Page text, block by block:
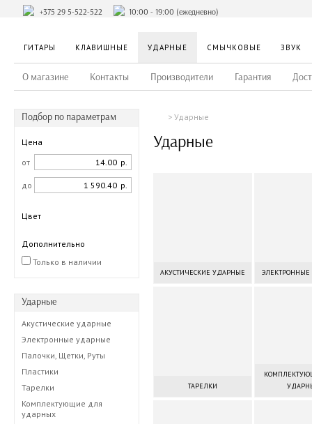
+375 29 5-522-522 10:00 - 19:00 (ежедневно)
ГИТАРЫ КЛАВИШНЫЕ УДАРНЫЕ СМЫЧКОВЫЕ ЗВУК
О магазине Контакты Производители Гарантия
Подбор по параметрам
Цена
от
р.
до р.
Цвет
Дополнительно
Только в наличии
Ударные
Акустические ударные
Электронные ударные
Палочки, Щетки, Руты
Пластики
Тарелки
Комплектующие для
ударных
Ударные
Ударные
АКУСТИЧЕСКИЕ УДАРНЫЕ
ТАРЕЛКИ